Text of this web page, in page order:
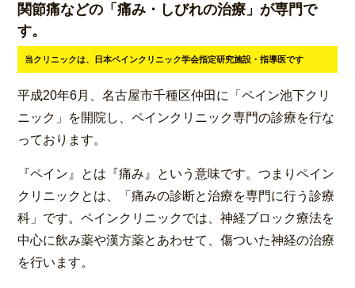
関節痛などの「痛み・しびれの治療」が専門で
す。
当クリニックは、日本ペインクリニック学会指定研究施設・指導医です
平成20年6月、名古屋市千種区仲田に「ペイン池下クリ
ニック」を開院し、ペインクリニック専門の診療を行な
っております。
『ペイン』とは『痛み』という意味です。つまりペイン
クリニックとは、「痛みの診断と治療を専門に行う診療
科」です。ペインクリニックでは、神経ブロック療法を
中心に飲み薬や漢方薬とあわせて、傷ついた神経の治療
を行います。